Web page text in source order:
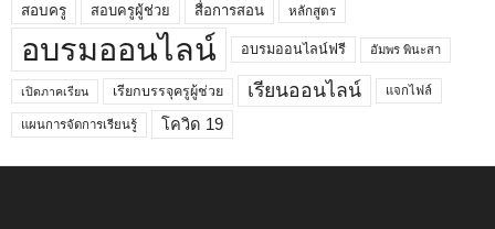
สอบครู สอบครูผู้ช่วย สื่อการสอน หลักสูตร
อบรมออนไลน์ อบรมออนไลน์ฟรี อัมพร พินะสา
เปิดภาคเรียน เรียกบรรจุครูผู้ช่วย เรียนออนไลน์ แจกไฟล์
แผนการจัดการเรียนรู้ โควิด 19